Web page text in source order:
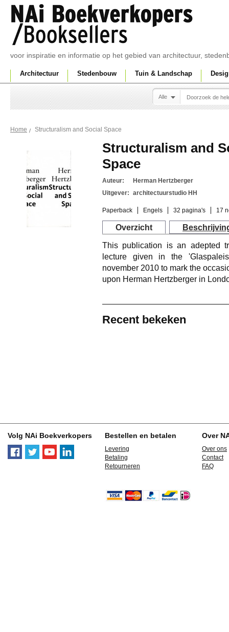
voor inspiratie en informatie op het gebied van architectuur,
Architectuur Stedenbouw Tuin & Landschap
Alle
Home Structuralism and Social Space
Structuralism and
Space
Auteur:
Herman Hertzberger
Uitgever: architectuurstudio HH
Paperback Engels 32 pagina's 17
Overzicht
This publication is an adepted
lecture given in the
november 2010 to mark the
upon Herman Hertzberger in
Recent bekeken
Volg NAi Boekverkopers Bestellen en betalen
Levering
Betaling
Retourneren
Over
Over ons
Contact
FAQ